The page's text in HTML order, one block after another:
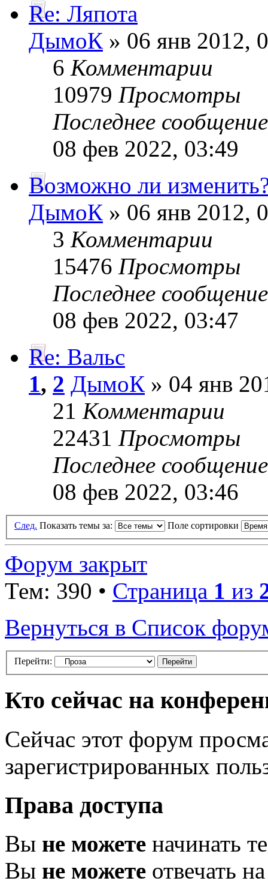
Re: Ляпота
ДымоК » 06 янв 2012,
6 Комментарии
10979 Просмотры
Последнее
08 фев 2022, 03:49
Возможно ли
ДымоК » 06 янв 2012,
3 Комментарии
15476 Просмотры
Последнее
08 фев 2022, 03:47
Re: Вальс
1, 2 ДымоК » 04 янв
21 Комментарии
22431 Просмотры
Последнее
08 фев 2022, 03:46
След. Показать темы за: Поле сортировки
Форум закрыт
Тем: 390 • Страница 1 из
Вернуться в Список
Перейти:
Кто сейчас на
Сейчас этот форум
зарегистрированных
Права доступа
Вы не можете начинать
Вы не можете отвечать